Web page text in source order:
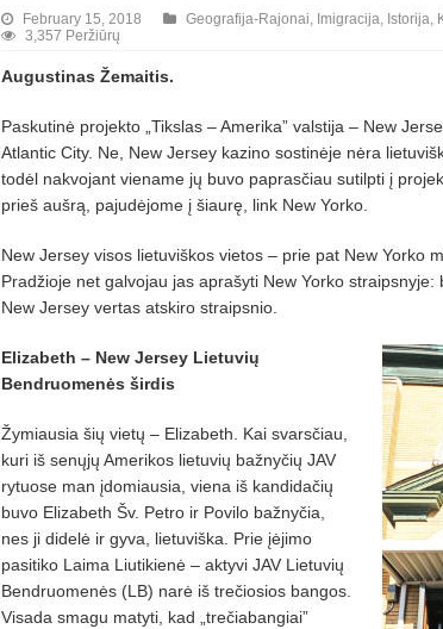
February 15, 2018 Geografija-Rajonai Imigracija Istorija
3,357 Peržiūrų
Augustinas Žemaitis.
Paskutinė projekto „Tikslas – Amerika” valstija – New
Atlantic City. Ne, New Jersey kazino sostinėje nėra
todėl nakvojant viename jų buvo paprasčiau sutilpti į
prieš aušrą, pajudėjome į šiaurę, link New Yorko.
New Jersey visos lietuviškos vietos – prie pat New Yorko
Pradžioje net galvojau jas aprašyti New Yorko
New Jersey vertas atskiro straipsnio.
Elizabeth – New Jersey Lietuvių
Bendruomenės širdis
Žymiausia šių vietų – Elizabeth. Kai svarsčiau,
kuri iš senųjų Amerikos lietuvių bažnyčių JAV
rytuose man įdomiausia, viena iš kandidačių
buvo Elizabeth Šv. Petro ir Povilo bažnyčia,
nes ji didelė ir gyva, lietuviška. Prie įėjimo
pasitiko Laima Liutikienė – aktyvi JAV Lietuvių
Bendruomenės (LB) narė iš trečiosios bangos.
Visada smagu matyti, kad „trečiabangiai”